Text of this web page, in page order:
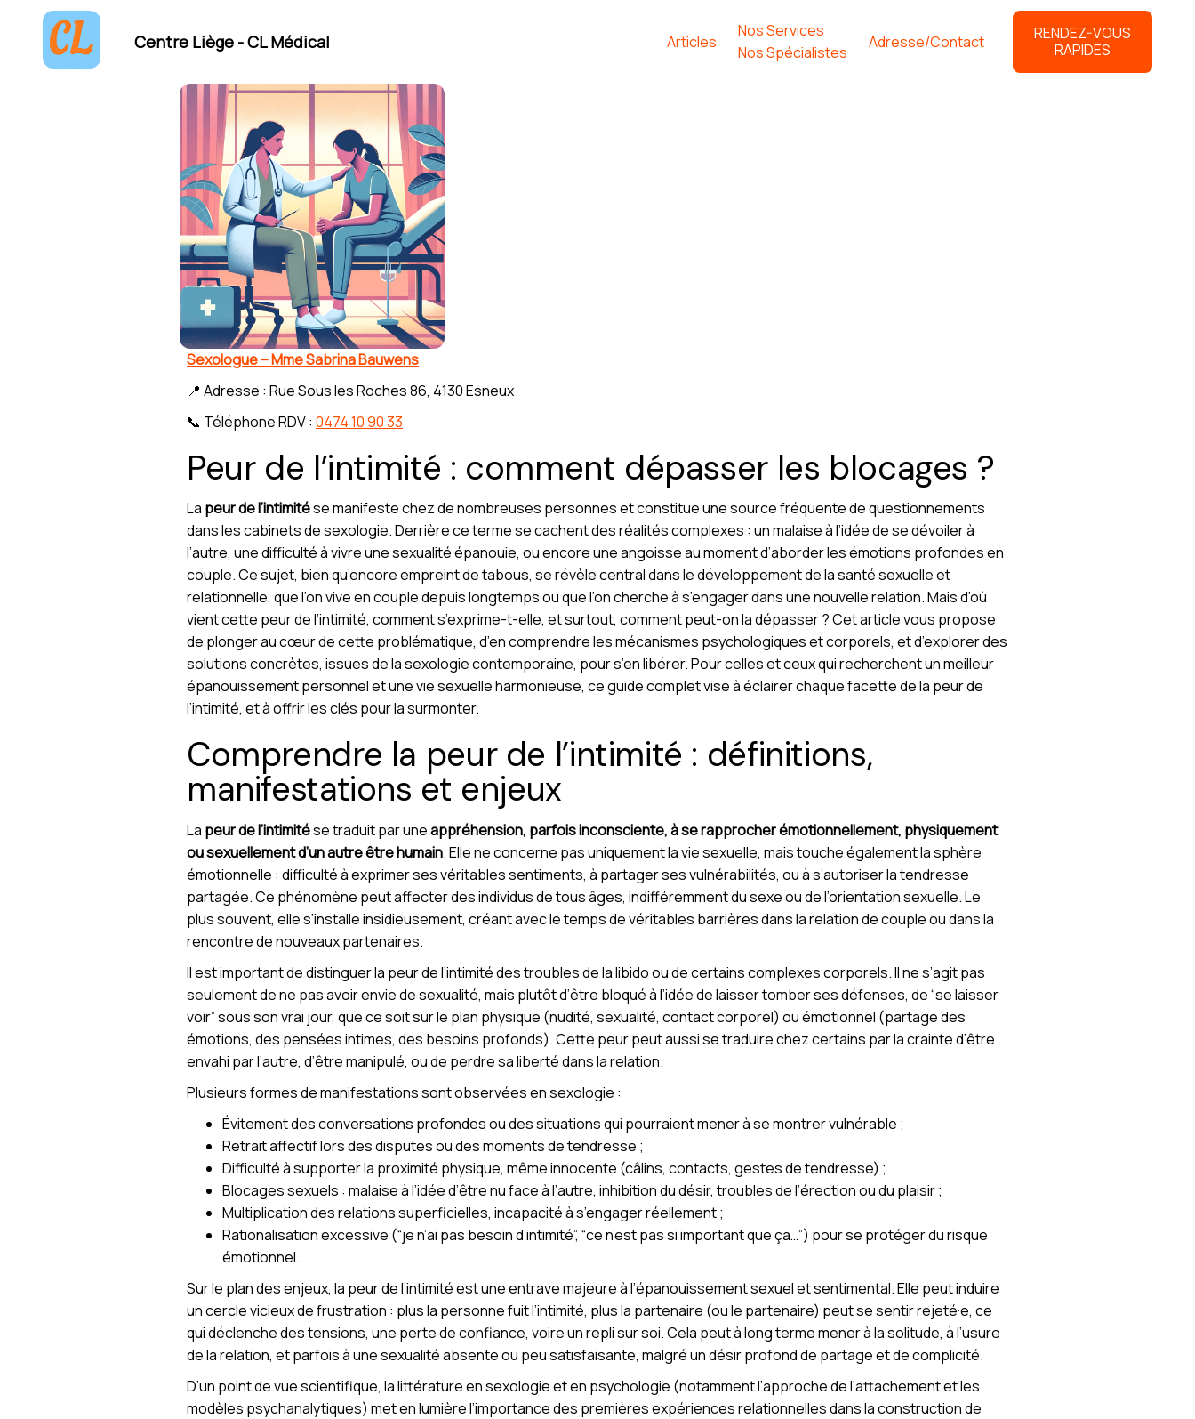
Centre Liège - CL Médical Articles
Nos Services
Nos Spécialistes
Adresse/Contact
RENDEZ-VOUS
RAPIDES
Sexologue – Mme Sabrina Bauwens
📍 Adresse : Rue Sous les Roches 86, 4130 Esneux
📞 Téléphone RDV : 0474 10 90 33
Peur de l’intimité : comment dépasser les blocages ?
La peur de l’intimitése manifeste chez de nombreuses personnes et constitue une source fréquente de questionnements
dans les cabinets de sexologie. Derrière ce terme se cachent des réalités complexes : un malaise à l’idée de se dévoiler à
l’autre, une difficulté à vivre une sexualité épanouie, ou encore une angoisse au moment d’aborder les émotions profondes en
couple. Ce sujet, bien qu’encore empreint de tabous, se révèle central dans le développement de la santé sexuelle et
relationnelle, que l’on vive en couple depuis longtemps ou que l’on cherche à s’engager dans une nouvelle relation. Mais d’où
vient cette peur de l’intimité, comment s’exprime-t-elle, et surtout, comment peut-on la dépasser ? Cet article vous propose
de plonger au cœur de cette problématique, d’en comprendre les mécanismes psychologiques et corporels, et d’explorer des
solutions concrètes, issues de la sexologie contemporaine, pour s’en libérer. Pour celles et ceux qui recherchent un meilleur
épanouissement personnel et une vie sexuelle harmonieuse, ce guide complet vise à éclairer chaque facette de la peur de
l’intimité, et à offrir les clés pour la surmonter.
Comprendre la peur de l’intimité : définitions,
manifestations et enjeux
La peur de l’intimitése traduit par uneappréhension, parfois inconsciente, à se rapprocher émotionnellement, physiquement
ou sexuellement d’un autre être humain. Elle ne concerne pas uniquement la vie sexuelle, mais touche également la sphère
émotionnelle : difficulté à exprimer ses véritables sentiments, à partager ses vulnérabilités, ou à s’autoriser la tendresse
partagée. Ce phénomène peut affecter des individus de tous âges, indifféremment du sexe ou de l’orientation sexuelle. Le
plus souvent, elle s’installe insidieusement, créant avec le temps de véritables barrières dans la relation de couple ou dans la
rencontre de nouveaux partenaires.
Il est important de distinguer la peur de l’intimité des troubles de la libido ou de certains complexes corporels. Il ne s’agit pas
seulement de ne pas avoir envie de sexualité, mais plutôt d’être bloqué à l’idée de laisser tomber ses défenses, de “se laisser
voir” sous son vrai jour, que ce soit sur le plan physique (nudité, sexualité, contact corporel) ou émotionnel (partage des
émotions, des pensées intimes, des besoins profonds). Cette peur peut aussi se traduire chez certains par la crainte d’être
envahi par l’autre, d’être manipulé, ou de perdre sa liberté dans la relation.
Plusieurs formes de manifestations sont observées en sexologie :
Évitement des conversations profondes ou des situations qui pourraient mener à se montrer vulnérable ;
Retrait affectif lors des disputes ou des moments de tendresse ;
Difficulté à supporter la proximité physique, même innocente (câlins, contacts, gestes de tendresse) ;
Blocages sexuels : malaise à l’idée d’être nu face à l’autre, inhibition du désir, troubles de l’érection ou du plaisir ;
Multiplication des relations superficielles, incapacité à s’engager réellement ;
Rationalisation excessive (“je n’ai pas besoin d’intimité”, “ce n’est pas si important que ça…”) pour se protéger du risque
émotionnel.
Sur le plan des enjeux, la peur de l’intimité est une entrave majeure à l’épanouissement sexuel et sentimental. Elle peut induire
un cercle vicieux de frustration : plus la personne fuit l’intimité, plus la partenaire (ou le partenaire) peut se sentir rejeté·e, ce
qui déclenche des tensions, une perte de confiance, voire un repli sur soi. Cela peut à long terme mener à la solitude, à l’usure
de la relation, et parfois à une sexualité absente ou peu satisfaisante, malgré un désir profond de partage et de complicité.
D’un point de vue scientifique, la littérature en sexologie et en psychologie (notamment l’approche de l’attachement et les
modèles psychanalytiques) met en lumière l’importance des premières expériences relationnelles dans la construction de